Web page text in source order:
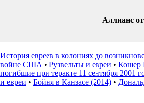
Аллианс
История евреев в колониях до
войне США • Рузвельты и евреи • Кошер
погибшие при теракте 11 сентября 2001
и евреи • Бойня в Канзасе (2014) •